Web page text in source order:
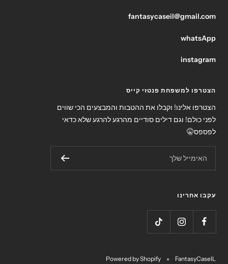
fantasycaseil@gmail.com
whatsApp
instagram
הצטרפו למשפחת פנטזי קייס
הצטרפו אלינו! וקבלו את ההטבות והמבצעים הכי שווים
לפני כולם! וגם דילים סודיים מהרגע להרגע שלא כדאי
לפספס🤫
האימייל שלך
עקבו אחרינו
FantasyCaseIL
Powered by Shopify